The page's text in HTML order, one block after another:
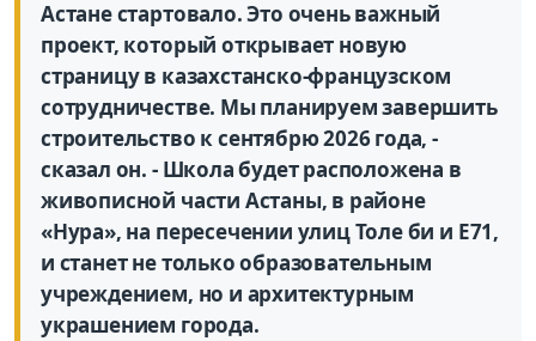
Астане стартовало. Это очень важный
проект, который открывает новую
страницу в казахстанско-французском
сотрудничестве. Мы планируем завершить
строительство к сентябрю 2026 года, -
сказал он. - Школа будет расположена в
живописной части Астаны, в районе
«Нура», на пересечении улиц Толе би и Е71,
и станет не только образовательным
учреждением, но и архитектурным
украшением города.